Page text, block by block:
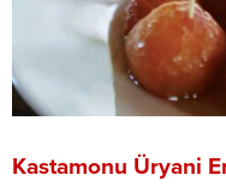
Kastamonu Üryani